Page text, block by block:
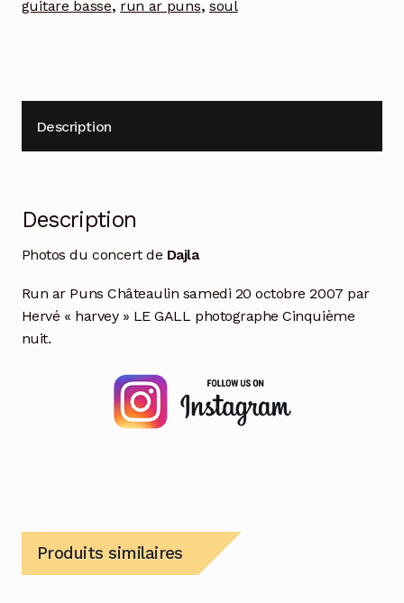
guitare basse, run ar puns, soul
Description
Description
Photos du concert de Dajla
Run ar Puns Châteaulin samedi 20 octobre 2007 par
Hervé « harvey » LE GALL photographe Cinquième
nuit.
Produits similaires